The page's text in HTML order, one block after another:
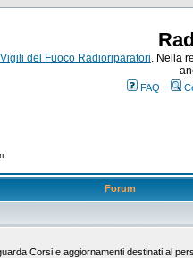
del Fuoco Radioriparatori. Nella
FAQ
Forum
Corsi e aggiornamenti destinati al